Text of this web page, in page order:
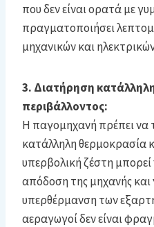
που δεν είναι ορατά με
πραγματοποιήσει
μηχανικών και
3. Διατήρηση
περιβάλλοντος:
Η παγομηχανή πρέπει να
κατάλληλη θερμοκρασία
υπερβολική ζέστη
απόδοση της μηχανής και
υπερθέρμανση των
αεραγωγοί δεν είναι